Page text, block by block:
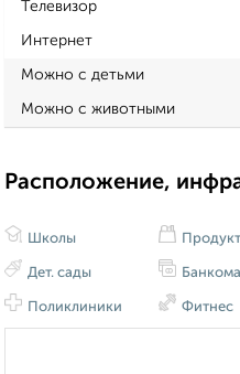
Телевизор
Интернет
Можно с детьми
Можно с животными
Расположение,
Школы
Дет. сады
Поликлиники Фитнес